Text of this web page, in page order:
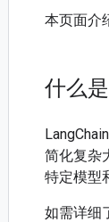
本页面介
什么
简化复杂
特定模型
如需详细